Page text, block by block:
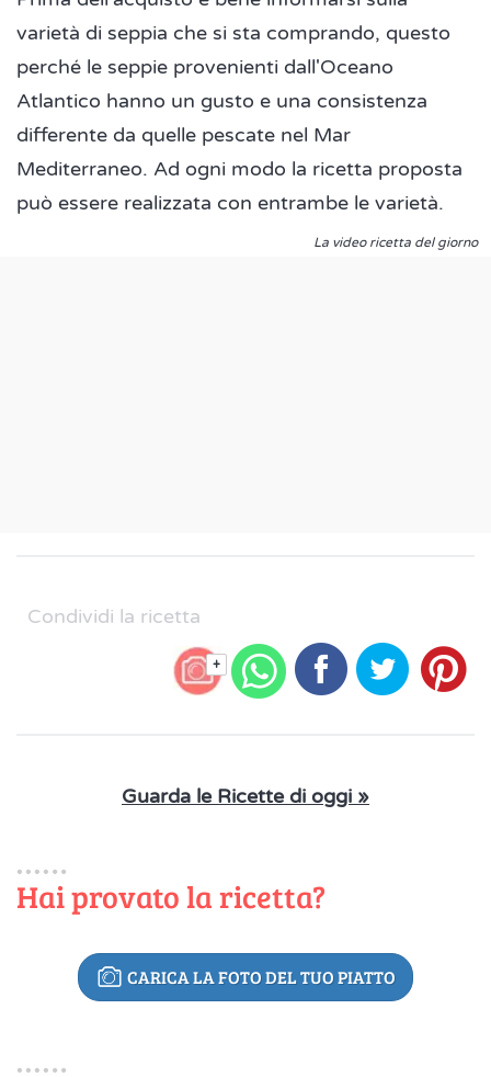
varietà di seppia che si sta comprando, questo
perché le seppie provenienti dall'Oceano
Atlantico hanno un gusto e una consistenza
differente da quelle pescate nel Mar
Mediterraneo. Ad ogni modo la ricetta proposta
può essere realizzata con entrambe le varietà.
La video ricetta del giorno
Condividi la ricetta
+
Guarda le Ricette di oggi »
Hai provato la ricetta?
CARICA LA FOTO DEL TUO PIATTO